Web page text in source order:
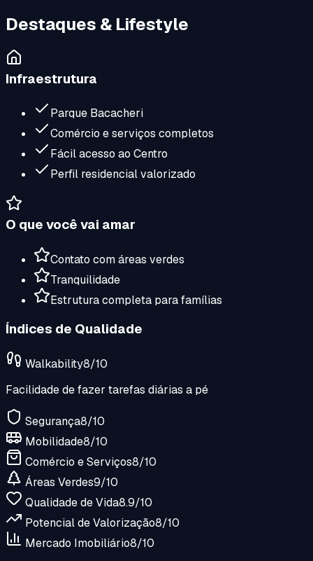
Destaques & Lifestyle
Infraestrutura
Parque Bacacheri
Comércio e serviços completos
Fácil acesso ao Centro
Perfil residencial valorizado
O que você vai amar
Contato com áreas verdes
Tranquilidade
Estrutura completa para famílias
Índices de Qualidade
Walkability8/10
Facilidade de fazer tarefas diárias a pé
Segurança8/10
Mobilidade8/10
Comércio e Serviços8/10
Áreas Verdes9/10
Qualidade de Vida8.9/10
Potencial de Valorização8/10
Mercado Imobiliário8/10